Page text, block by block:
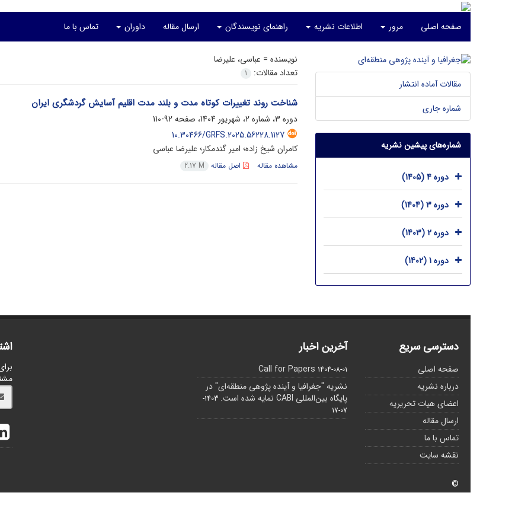
صفحه اصلی مرور اطلاعات نشریه راهنمای نویسندگان ارسال مقاله داوران تماس با ما
نویسنده = عباسی، علیرضا
تعداد مقالات:
1
شناخت روند تغییرات کوتاه مدت و بلند مدت اقلیم آسایش گردشگری ایران
دوره 3، شماره 2، شهریور 1404، صفحه
92-110
10.30466/GRFS.2025.56228.1127
کامران شیخ زاده؛ امیر گندمکار؛ علیرضا عباسی
مشاهده مقاله اصل مقاله 2.17 M
مقالات آماده انتشار
شماره جاری
شماره‌های پیشین نشریه
دوره 4 (1405)
دوره 3 (1404)
دوره 2 (1403)
دوره 1 (1402)
دسترسی سریع
صفحه اصلی
درباره نشریه
اعضای هیات تحریریه
ارسال مقاله
تماس با ما
نقشه سایت
آخرین اخبار
Call for Papers 1404-08-01
نشریه "جغرافیا و آینده پژوهی منطقه‌ای" در
پایگاه بین‌المللی CABI نمایه شده است.
1403-
07-17
©